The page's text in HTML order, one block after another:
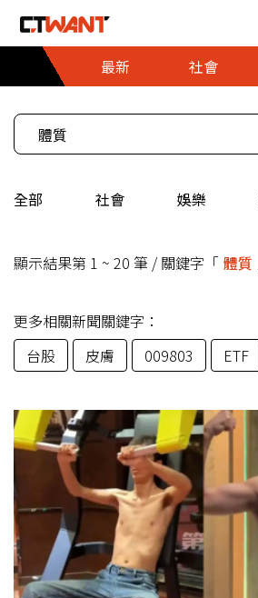
最新
社會
全部 社會 娛樂
顯示結果第 1 ~ 20 筆 / 關鍵字「 體質
更多相關新聞關鍵字：
台股
皮膚 009803 ETF